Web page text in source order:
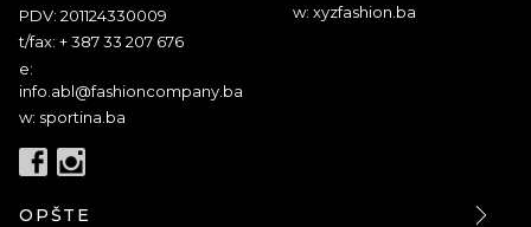
PDV: 201124330009
t/fax: + 387 33 207 676
e:
info.abl@fashioncompany.ba
w: sportina.ba
w: xyzfashion.ba
OPŠTE